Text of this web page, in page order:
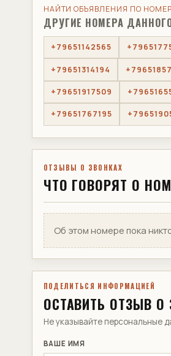
НАЙТИ ОБЪЯВЛЕНИЯ ПО
ДРУГИЕ НОМЕРА
+79651142565
+79651314194
+79651917509
+79651767195
ОТЗЫВЫ О ЗВОНКАХ
ЧТО ГОВОРЯТ О
Об этом номере пока
ПОДЕЛИТЬСЯ ИНФОРМАЦИЕЙ
ОСТАВИТЬ ОТЗЫВ О
Не указывайте персональные
ВАШЕ ИМЯ